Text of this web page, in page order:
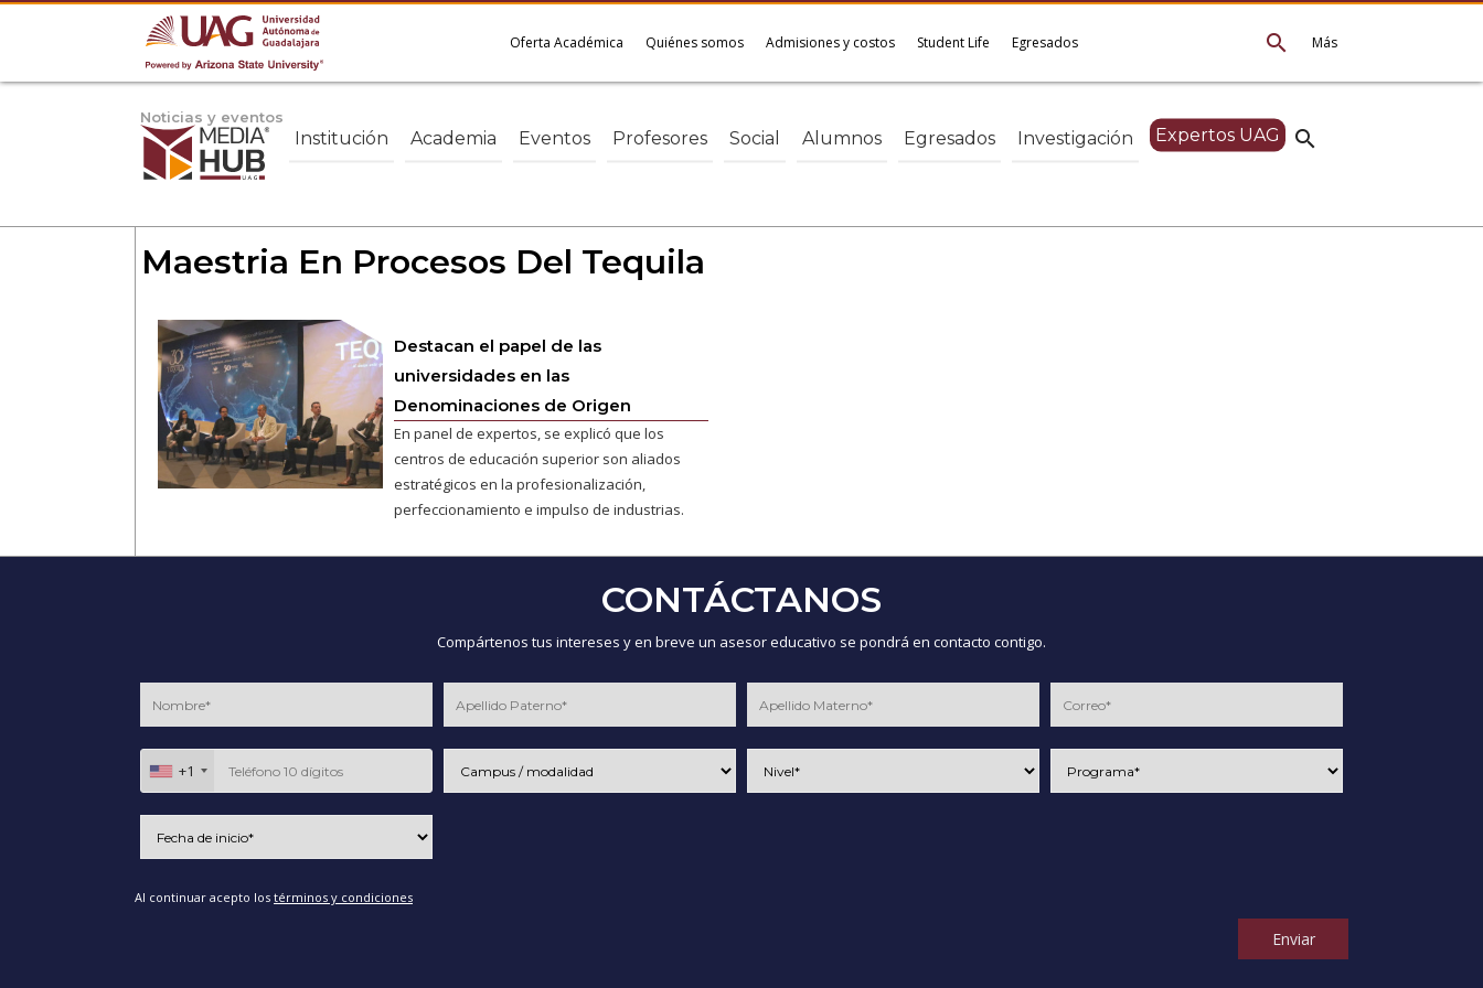
Más
search
Oferta Académica Quiénes somos Admisiones y costos Student Life Egresados
Noticias y eventos
search
Institución Academia Eventos Profesores Social Alumnos Egresados Investigación Expertos UAG
Maestria En Procesos Del Tequila
Destacan el papel de las
universidades en las
Denominaciones de Origen
En panel de expertos, se explicó que los
centros de educación superior son aliados
estratégicos en la profesionalización,
perfeccionamiento e impulso de industrias.
CONTÁCTANOS
Compártenos tus intereses y en breve un asesor educativo se pondrá en contacto contigo.
+1
Al continuar acepto los términos y condiciones
Enviar